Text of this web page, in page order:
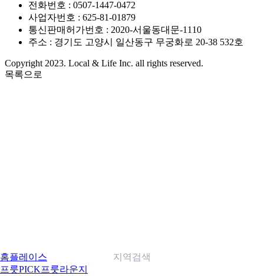
전화번호 : 0507-1447-0472
사업자번호 : 625-81-01879
통신판매허가번호 : 2020-서울동대문-1110
주소 : 경기도 고양시 일산동구 무궁화로 20-38 532호
Copyright 2023. Local & Life Inc. all rights reserved.
목록으로
홈플레이스
프룻PICK프룻라운지
지역검색